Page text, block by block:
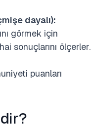
dayalı):
görmek için
sonuçlarını ölçerler.
puanları